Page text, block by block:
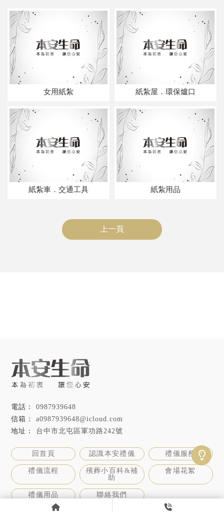
女用紙紮 紙紮屋．環保爐口
紙紮車．交通工具 紙紮用品
上一頁
0987939648
a0987939648@icloud.com
台中市北屯區軍功路242號
回首頁 認識本安禮儀 禮儀服務
禮儀流程
殯葬小百科&補
助
會場花絮
禮儀用品 聯絡我們